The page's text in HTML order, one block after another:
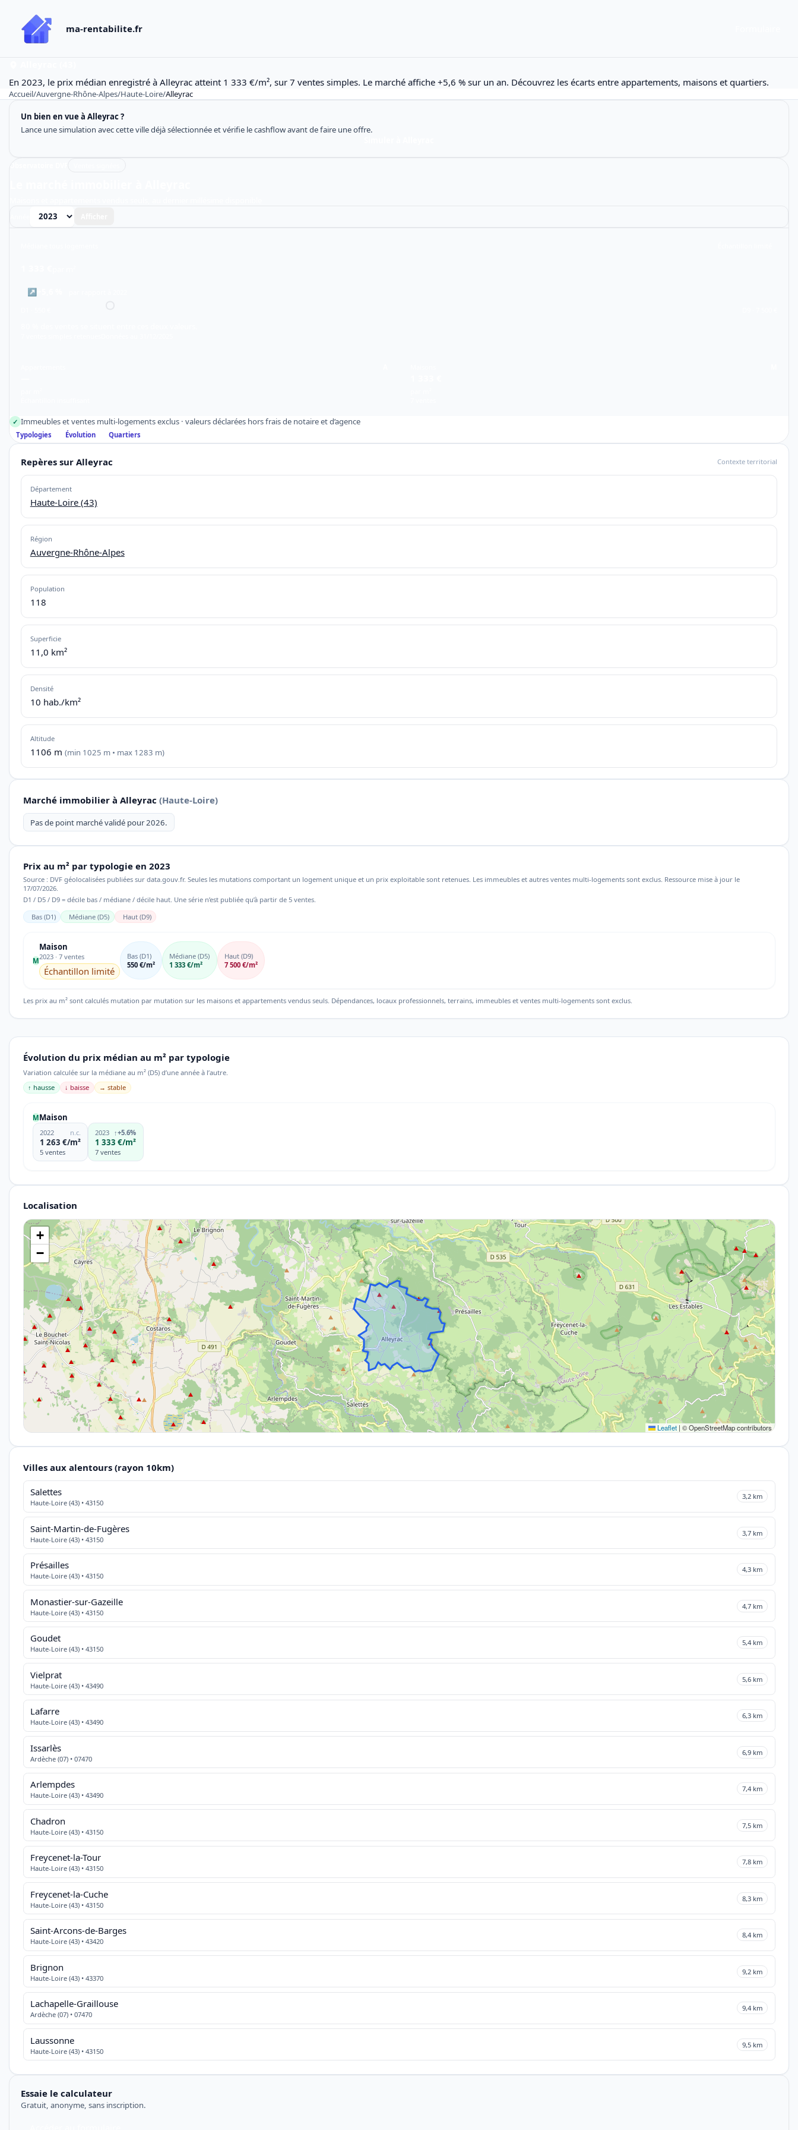
ma-rentabilite.fr
En 2023, le prix médian enregistré à Alleyrac atteint 1 333 €/m², sur 7 ventes simples. Le marché affiche +5,6 % sur un an. Découvrez les écarts entre appartements, maisons et quartiers.
Accueil/Auvergne-Rhône-Alpes/Haute-Loire/Alleyrac
Un bien en vue à Alleyrac ?
Lance une simulation avec cette ville déjà sélectionnée et vérifie le cashflow avant de faire une offre.
Observatoire DVF
↗
✓ Immeubles et ventes multi-logements exclus · valeurs déclarées hors frais de notaire et d’agence
Typologies Évolution Quartiers
Repères sur Alleyrac Contexte territorial
Département
Haute-Loire (43)
Région
Auvergne-Rhône-Alpes
Population
118
Superficie
11,0 km²
Densité
10 hab./km²
Altitude
1106 m (min 1025 m • max 1283 m)
Marché immobilier à Alleyrac (Haute-Loire)
Pas de point marché validé pour 2026.
Prix au m² par typologie en 2023
Source : DVF géolocalisées publiées sur data.gouv.fr. Seules les mutations comportant un logement unique et un prix exploitable sont retenues. Les immeubles et autres ventes multi-logements sont exclus. Ressource mise à jour le
17/07/2026.
D1 / D5 / D9 = décile bas / médiane / décile haut. Une série n’est publiée qu’à partir de 5 ventes.
Bas (D1)
Médiane (D5) Haut (D9)
M
Maison
2023 · 7 ventes
Échantillon limité
Bas (D1)
550 €/m²
Médiane (D5)
1 333 €/m²
Haut (D9)
7 500 €/m²
Les prix au m² sont calculés mutation par mutation sur les maisons et appartements vendus seuls. Dépendances, locaux professionnels, terrains, immeubles et ventes multi-logements sont exclus.
Évolution du prix médian au m² par typologie
Variation calculée sur la médiane au m² (D5) d’une année à l’autre.
↑ hausse
↓ baisse → stable
MMaison
2022 n.c.
1 263 €/m²
5 ventes
2023 ↑+5.6%
1 333 €/m²
7 ventes
Localisation
+
−
Leaflet | © OpenStreetMap contributors
Villes aux alentours (rayon 10km)
Salettes
Haute-Loire (43) • 43150
3,2 km
Saint-Martin-de-Fugères
Haute-Loire (43) • 43150
3,7 km
Présailles
Haute-Loire (43) • 43150
4,3 km
Monastier-sur-Gazeille
Haute-Loire (43) • 43150
4,7 km
Goudet
Haute-Loire (43) • 43150
5,4 km
Vielprat
Haute-Loire (43) • 43490
5,6 km
Lafarre
Haute-Loire (43) • 43490
6,3 km
Issarlès
Ardèche (07) • 07470
6,9 km
Arlempdes
Haute-Loire (43) • 43490
7,4 km
Chadron
Haute-Loire (43) • 43150
7,5 km
Freycenet-la-Tour
Haute-Loire (43) • 43150
7,8 km
Freycenet-la-Cuche
Haute-Loire (43) • 43150
8,3 km
Saint-Arcons-de-Barges
Haute-Loire (43) • 43420
8,4 km
Brignon
Haute-Loire (43) • 43370
9,2 km
Lachapelle-Graillouse
Ardèche (07) • 07470
9,4 km
Laussonne
Haute-Loire (43) • 43150
9,5 km
Essaie le calculateur
Gratuit, anonyme, sans inscription.